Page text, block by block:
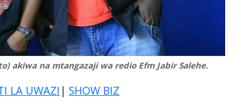
akiwa na mtangazaji wa redio Efm Jabir Salehe.
LA UWAZI | SHOW BIZ